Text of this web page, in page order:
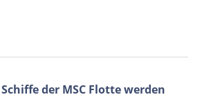
der MSC Flotte werden